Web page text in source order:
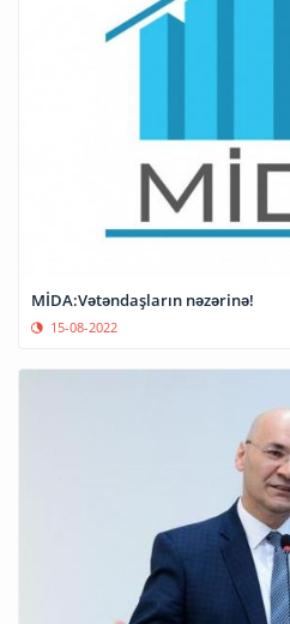
MİDA:Vətəndaşların nəzərinə!
15-08-2022